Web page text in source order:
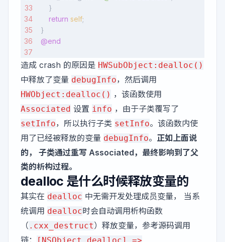
    }
    return
self;
}
@end
造成 crash 的原因是 HWSubObject:dealloc()
中释放了变量 debugInfo，然后调用
HWObject:dealloc() ，该函数使用
Associated 设置 info ，由于子类覆写了
setInfo，所以执行子类 setInfo。该函数内使
用了已经被释放的变量 debugInfo。 正如上面说
的， 子类通过重写 Associated，最终影响到了父
类的析构过程。
dealloc 是什么时候释放变量的
其实在 dealloc 中无需开发处理成员变量， 当系
统调用 dealloc时会自动调用析构函数
（ .cxx_destruct）释放变量，参考源码调用
链：
[NSObject dealloc] =>